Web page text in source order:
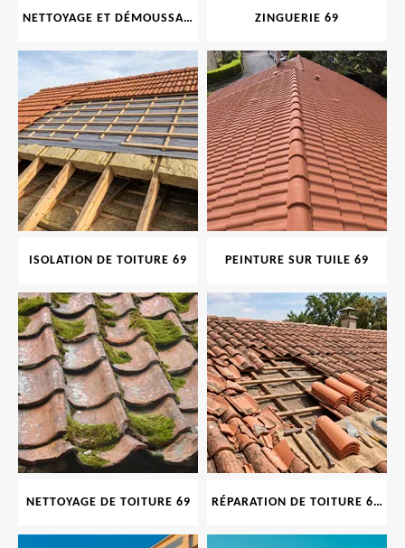
NETTOYAGE ET DÉMOUSSAGE DE TOITURE ET FAÇADE 69 ZINGUERIE 69
ISOLATION DE TOITURE 69 PEINTURE SUR TUILE 69
NETTOYAGE DE TOITURE 69 RÉPARATION DE TOITURE 69 RHONE, TUILES CASSÉES OU ABIMÉES